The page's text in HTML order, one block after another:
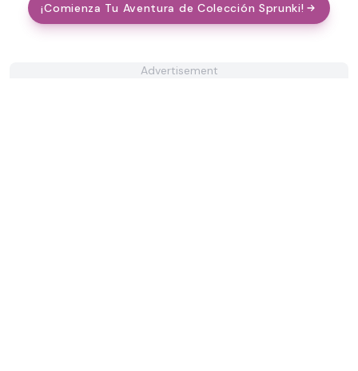
¡Comienza Tu Aventura de Colección Sprunki!
Advertisement